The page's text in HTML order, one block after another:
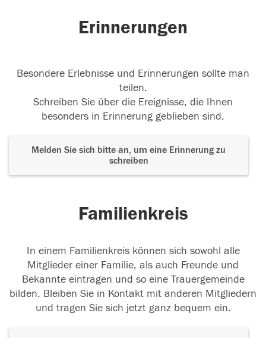
Erinnerungen
Besondere Erlebnisse und Erinnerungen sollte man
teilen.
Schreiben Sie über die Ereignisse, die Ihnen
besonders in Erinnerung geblieben sind.
Melden Sie sich bitte an, um eine Erinnerung zu
schreiben
Familienkreis
In einem Familienkreis können sich sowohl alle
Mitglieder einer Familie, als auch Freunde und
Bekannte eintragen und so eine Trauergemeinde
bilden. Bleiben Sie in Kontakt mit anderen Mitgliedern
und tragen Sie sich jetzt ganz bequem ein.